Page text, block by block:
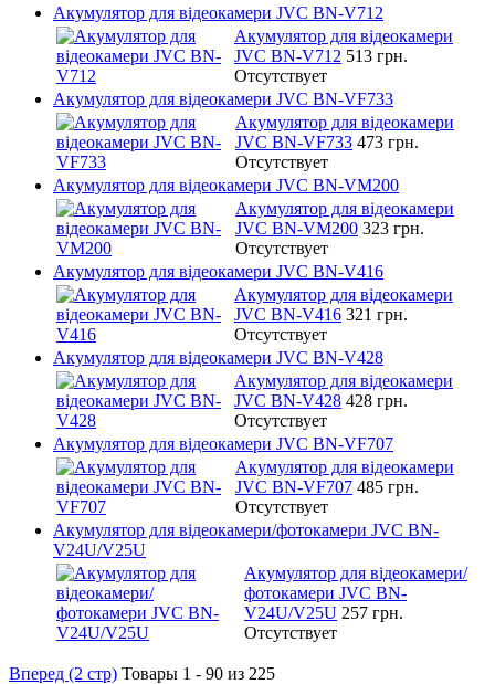
Акумулятор для відеокамери JVC BN-V712
Акумулятор для відеокамери
JVC BN-V712 513 грн.
Отсутствует
Акумулятор для відеокамери JVC BN-VF733
Акумулятор для відеокамери
JVC BN-VF733 473 грн.
Отсутствует
Акумулятор для відеокамери JVC BN-VM200
Акумулятор для відеокамери
JVC BN-VM200 323 грн.
Отсутствует
Акумулятор для відеокамери JVC BN-V416
Акумулятор для відеокамери
JVC BN-V416 321 грн.
Отсутствует
Акумулятор для відеокамери JVC BN-V428
Акумулятор для відеокамери
JVC BN-V428 428 грн.
Отсутствует
Акумулятор для відеокамери JVC BN-VF707
Акумулятор для відеокамери
JVC BN-VF707 485 грн.
Отсутствует
Акумулятор для відеокамери/фотокамери JVC BN-
V24U/V25U
Акумулятор для відеокамери/
фотокамери JVC BN-
V24U/V25U 257 грн.
Отсутствует
Вперед (2 стр) Товары 1 - 90 из 225